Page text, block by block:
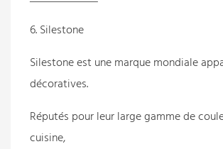
6. Silestone
Silestone est une marque mondiale
décoratives.
Réputés pour leur large gamme de
cuisine,